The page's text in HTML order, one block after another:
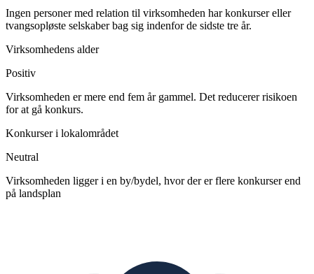
Ingen personer med relation til virksomheden har konkurser eller
tvangsopløste selskaber bag sig indenfor de sidste tre år.
Virksomhedens alder
Positiv
Virksomheden er mere end fem år gammel. Det reducerer risikoen
for at gå konkurs.
Konkurser i lokalområdet
Neutral
Virksomheden ligger i en by/bydel, hvor der er flere konkurser end
på landsplan